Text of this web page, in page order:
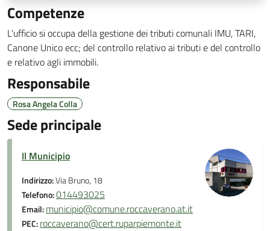
Competenze
L'ufficio si occupa della gestione dei tributi comunali IMU, TARI,
Canone Unico ecc; del controllo relativo ai tributi e del controllo
e relativo agli immobili.
Responsabile
Rosa Angela Colla
Sede principale
Il Municipio
Indirizzo:Via Bruno, 18
Telefono:014493025
Email:municipio@comune.roccaverano.at.it
PEC:roccaverano@cert.ruparpiemonte.it